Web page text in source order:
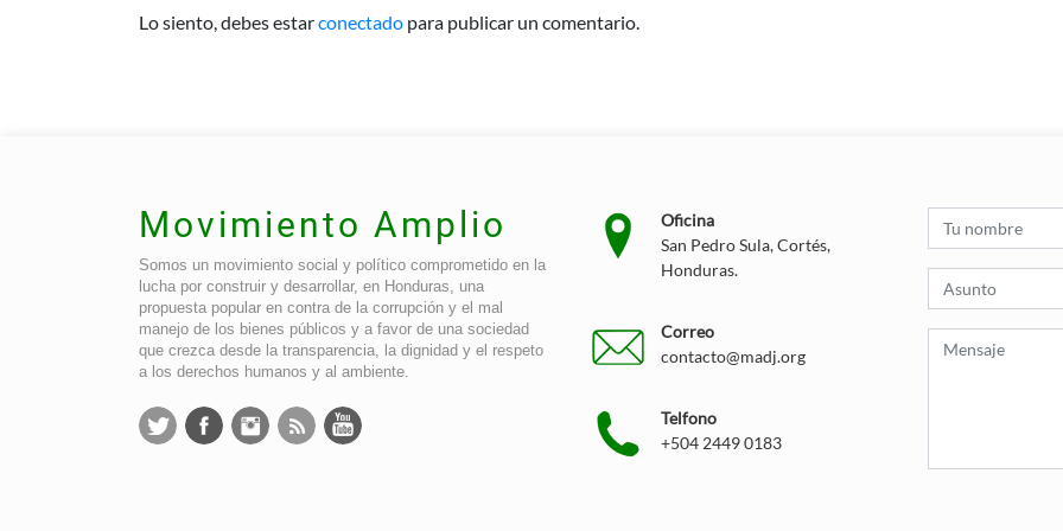
Lo siento, debes estarconectado para publicar un comentario.
Movimiento Amplio
Somos un movimiento social y político comprometido en la
lucha por construir y desarrollar, en Honduras, una
propuesta popular en contra de la corrupción y el mal
manejo de los bienes públicos y a favor de una sociedad
que crezca desde la transparencia, la dignidad y el respeto
a los derechos humanos y al ambiente.
Oficina
San Pedro Sula, Cortés,
Honduras.
Correo
contacto@madj.org
Telfono
+504 2449 0183